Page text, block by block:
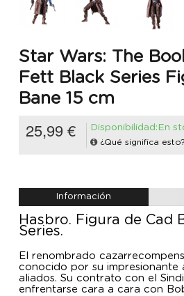
Star Wars: The
Fett Black Series
Bane 15 cm
25,99 € Disponibilidad:En
¿Qué significa esto?
Información
Hasbro. Figura de Cad
Series.
El renombrado
conocido por su impresionante
aliados. Su contrato con el
enfrentarse cara a cara con